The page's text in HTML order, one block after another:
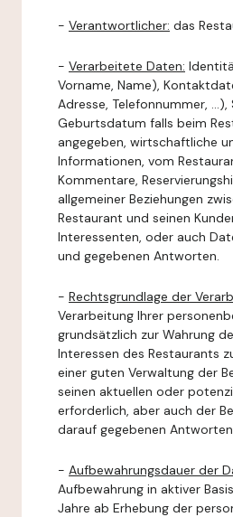
- Verantwortlicher: das
- Verarbeitete Daten:
Vorname, Name),
Adresse, Telefonnummer,
Geburtsdatum falls beim
angegeben, wirtschaftliche
Informationen, vom
Kommentare,
allgemeiner Beziehungen
Restaurant und seinen
Interessenten, oder auch
und gegebenen Antworten.
- Rechtsgrundlage der
Verarbeitung Ihrer
grundsätzlich zur Wahrung
Interessen des Restaurants
einer guten Verwaltung der
seinen aktuellen oder
erforderlich, aber auch der
darauf gegebenen
- Aufbewahrungsdauer der
Aufbewahrung in aktiver
Jahre ab Erhebung der